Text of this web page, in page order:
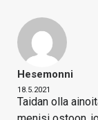
Hesemonni
18.5.2021
Taidan olla